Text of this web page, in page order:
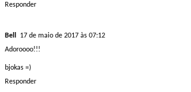
Responder
Bell
17 de maio de 2017 às 07:12
Adoroooo!!!
bjokas =)
Responder